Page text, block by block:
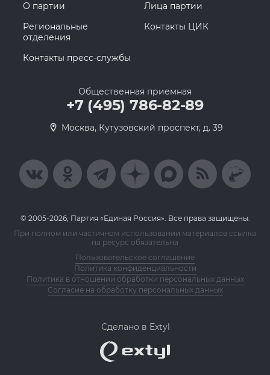
О партии
Лица партии
Региональные
отделения
Контакты ЦИК
Контакты пресс-службы
Общественная приемная
+7 (495) 786-82-89
Москва, Кутузовский проспект, д. 39
© 2005-2026, Партия «Единая Россия». Все права защищены.
При полном или частичном использовании материалов ссылка
на ресурс обязательна
Пользовательское соглашение
Политика конфиденциальности
Политика в отношении обработки персональных данных
Согласие на обработку персональных данных
Сделано в Extyl